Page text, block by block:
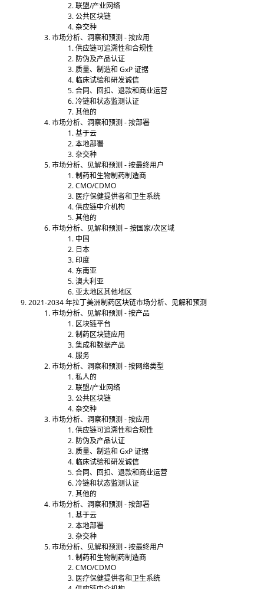
联盟/产业网络
公共区块链
杂交种
市场分析、洞察和预测 - 按应用
供应链可追溯性和合规性
防伪及产品认证
质量、制造和 GxP 证据
临床试验和研发诚信
合同、回扣、退款和商业运营
冷链和状态监测认证
其他的
市场分析、洞察和预测 - 按部署
基于云
本地部署
杂交种
市场分析、见解和预测 - 按最终用户
制药和生物制药制造商
CMO/CDMO
医疗保健提供者和卫生系统
供应链中介机构
其他的
市场分析、见解和预测 – 按国家/次区域
中国
日本
印度
东南亚
澳大利亚
亚太地区其他地区
2021-2034 年拉丁美洲制药区块链市场分析、见解和预测
市场分析、见解和预测 - 按产品
区块链平台
制药区块链应用
集成和数据产品
服务
市场分析、洞察和预测 - 按网络类型
私人的
联盟/产业网络
公共区块链
杂交种
市场分析、洞察和预测 - 按应用
供应链可追溯性和合规性
防伪及产品认证
质量、制造和 GxP 证据
临床试验和研发诚信
合同、回扣、退款和商业运营
冷链和状态监测认证
其他的
市场分析、洞察和预测 - 按部署
基于云
本地部署
杂交种
市场分析、见解和预测 - 按最终用户
制药和生物制药制造商
CMO/CDMO
医疗保健提供者和卫生系统